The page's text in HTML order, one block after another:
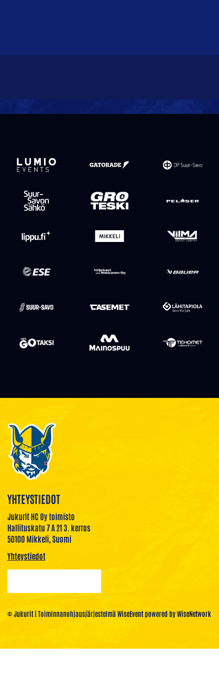
YHTEYSTIEDOT
Jukurit HC Oy toimisto
Hallituskatu 7 A 21 3. kerros
50100 Mikkeli, Suomi
Yhteystiedot
© Jukurit | Toiminnanohjausjärjestelmä WiseEventpowered byWiseNetwork